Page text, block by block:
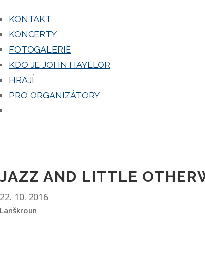
KONTAKT
KONCERTY
FOTOGALERIE
KDO JE JOHN HAYLLOR
HRAJÍ
PRO ORGANIZÁTORY
JAZZ AND LITTLE
22. 10. 2016
Lanškroun